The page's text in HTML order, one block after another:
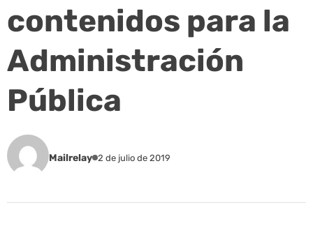
contenidos para la
Administración
Pública
Mailrelay 2 de julio de 2019